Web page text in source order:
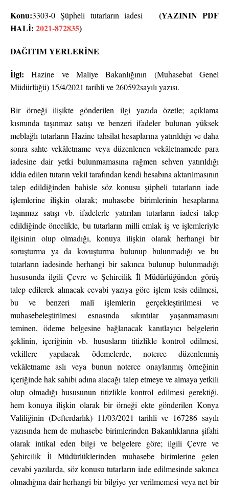
Konu:3303-0 Şüpheli tutarların iadesi (YAZININ PDF
HALİ: 2021-872835)
DAĞITIM YERLERİNE
İlgi: Hazine ve Maliye Bakanlığının (Muhasebat Genel
Müdürlüğü) 15/4/2021 tarihli ve 260592sayılı yazısı.
Bir örneği ilişikte gönderilen ilgi yazıda özetle; açıklama
kısmında taşınmaz satışı ve benzeri ifadeler bulunan yüksek
meblağlı tutarların Hazine tahsilat hesaplarına yatırıldığı ve daha
sonra sahte vekâletname veya düzenlenen vekâletnamede para
iadesine dair yetki bulunmamasına rağmen sehven yatırıldığı
iddia edilen tutarın vekil tarafından kendi hesabına aktarılmasının
talep edildiğinden bahisle söz konusu şüpheli tutarların iade
işlemlerine ilişkin olarak; muhasebe birimlerinin hesaplarına
taşınmaz satışı vb. ifadelerle yatırılan tutarların iadesi talep
edildiğinde öncelikle, bu tutarların milli emlak iş ve işlemleriyle
ilgisinin olup olmadığı, konuya ilişkin olarak herhangi bir
soruşturma ya da kovuşturma bulunup bulunmadığı ve bu
tutarların iadesinde herhangi bir sakınca bulunup bulunmadığı
hususunda ilgili Çevre ve Şehircilik İl Müdürlüğünden görüş
talep edilerek alınacak cevabi yazıya göre işlem tesis edilmesi,
bu ve benzeri malî işlemlerin gerçekleştirilmesi ve
muhasebeleştirilmesi esnasında sıkıntılar yaşanmamasını
teminen, ödeme belgesine bağlanacak kanıtlayıcı belgelerin
şeklinin, içeriğinin vb. hususların titizlikle kontrol edilmesi,
vekillere yapılacak ödemelerde, noterce düzenlenmiş
vekâletname aslı veya bunun noterce onaylanmış örneğinin
içeriğinde hak sahibi adına alacağı talep etmeye ve almaya yetkili
olup olmadığı hususunun titizlikle kontrol edilmesi gerektiği,
hem konuya ilişkin olarak bir örneği ekte gönderilen Konya
Valiliğinin (Defterdarlık) 11/03/2021 tarihli ve 167286 sayılı
yazısında hem de muhasebe birimlerinden Bakanlıklarına şifahi
olarak intikal eden bilgi ve belgelere göre; ilgili Çevre ve
Şehircilik İl Müdürlüklerinden muhasebe birimlerine gelen
cevabi yazılarda, söz konusu tutarların iade edilmesinde sakınca
olmadığına dair herhangi bir bilgiye yer verilmemesi veya net bir